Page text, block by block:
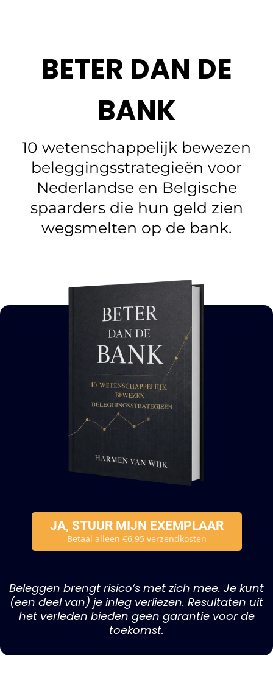
BETER DAN DE
BANK
10 wetenschappelijk bewezen
beleggingsstrategieën voor
Nederlandse en Belgische
spaarders die hun geld zien
wegsmelten op de bank.
JA, STUUR MIJN EXEMPLAAR
Betaal alleen €6,95 verzendkosten
Beleggen brengt risico’s met zich mee. Je kunt
(een deel van) je inleg verliezen. Resultaten uit
het verleden bieden geen garantie voor de
toekomst.